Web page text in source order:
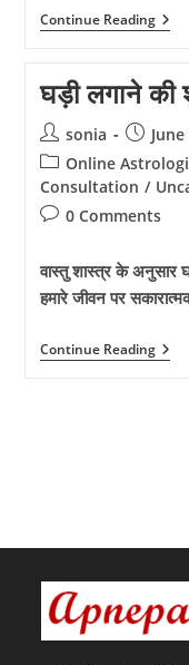
Continue Readingवास्तु
शास्त्र
दक्षिण
पूर्व
दिशा
में
क्यों
होना
चाहिए
घड़ी लगाने की
Post
author:
sonia
Post
Post
category:
Online
Consultation /
Post0 Comments
वास्तु शास्त्र के अनुसार
हमारे जीवन पर
Continue Readingघड़ी
लगाने